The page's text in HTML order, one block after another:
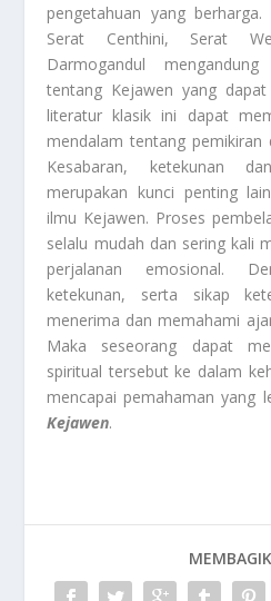
pengetahuan yang
Serat Centhini, Serat
Darmogandul
tentang Kejawen yang
literatur klasik ini dapat
mendalam tentang pemikiran
Kesabaran, ketekunan
merupakan kunci penting
ilmu Kejawen. Proses
selalu mudah dan sering kali
perjalanan emosional.
ketekunan, serta sikap
menerima dan memahami
Maka seseorang dapat
spiritual tersebut ke dalam
mencapai pemahaman yang
Kejawen.